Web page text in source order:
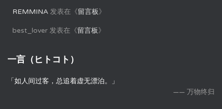
REMMINA 发表在《留言板》
best_lover 发表在《留言板》
一言（ヒトコト）
「如人间过客，总追着虚无漂泊。」
—— 万物终归